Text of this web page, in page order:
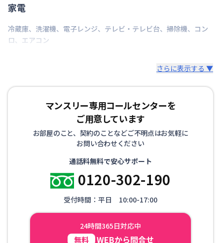
家電
冷蔵庫、 洗濯機、 電子レンジ、 テレビ・テレビ台、 掃除機、 コン
ロ、 エアコン
さらに表示する ▼
マンスリー専用コールセンターを
ご用意しています
お部屋のこと、契約のことなどご不明点はお気軽に
お問い合わせください
通話料無料で安心サポート
0120-302-190
受付時間：平日 10:00-17:00
24時間365日対応中
無料 WEBから問合せ